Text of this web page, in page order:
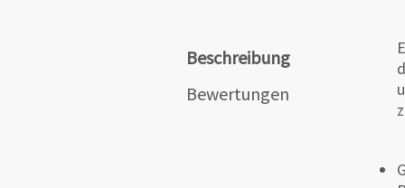
Beschreibung
Bewertungen